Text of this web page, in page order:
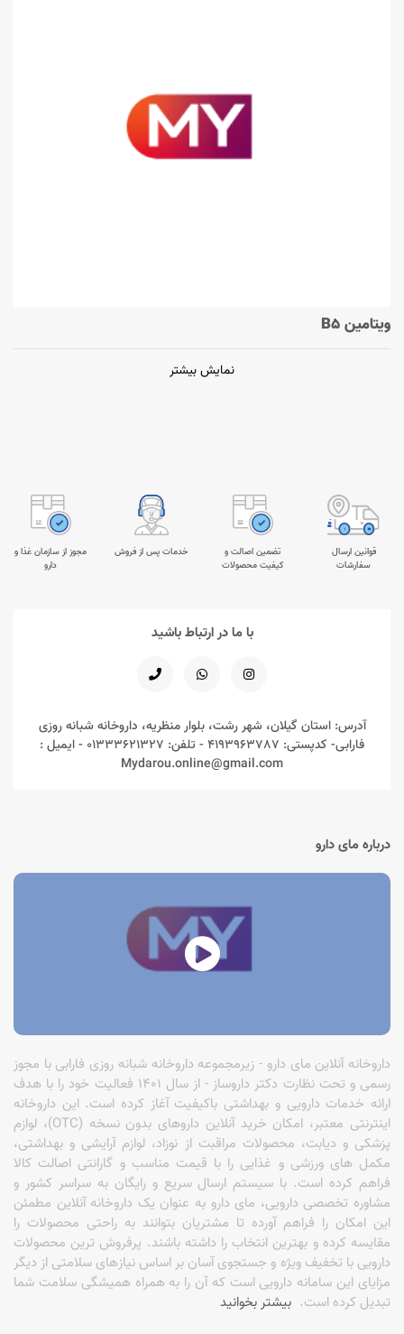
ویتامین B5
نمایش بیشتر
قوانین ارسال
سفارشات
تضمین اصالت و
کیفیت محصولات
خدمات پس از فروش
مجوز از سازمان غذا و
دارو
با ما در ارتباط باشید
آدرس: استان گیلان، شهر رشت، بلوار منظریه، داروخانه شبانه روزی
فارابی- کدپستی: 4193963787 - تلفن: 01333621327 - ایمیل :
Mydarou.online@gmail.com
درباره مای دارو
داروخانه آنلاین مای دارو - زیرمجموعه داروخانه شبانه روزی فارابی با مجوز
رسمی و تحت نظارت دکتر داروساز - از سال 1401 فعالیت خود را با هدف
ارائه خدمات دارویی و بهداشتی باکیفیت آغاز کرده است. این داروخانه
اینترنتی معتبر، امکان خرید آنلاین داروهای بدون نسخه (OTC)، لوازم
پزشکی و دیابت، محصولات مراقبت از نوزاد، لوازم آرایشی و بهداشتی،
مکمل های ورزشی و غذایی را با قیمت مناسب و گارانتی اصالت کالا
فراهم کرده است. با سیستم ارسال سریع و رایگان به سراسر کشور و
مشاوره تخصصی دارویی، مای دارو به عنوان یک داروخانه آنلاین مطمئن
این امکان را فراهم آورده تا مشتریان بتوانند به راحتی محصولات را
مقایسه کرده و بهترین انتخاب را داشته باشند. پرفروش ترین محصولات
دارویی با تخفیف ویژه و جستجوی آسان بر اساس نیازهای سلامتی از دیگر
مزایای این سامانه دارویی است که آن را به همراه همیشگی سلامت شما
تبدیل کرده است. بیشتر بخوانید